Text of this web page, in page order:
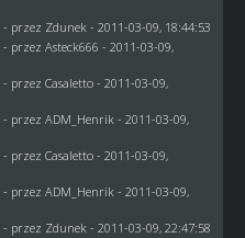
- przez Zdunek - 2011-03-09, 18:44:53
- przez Asteck666 - 2011-03-09,
- przez Casaletto- 2011-03-09,
- przez ADM_Henrik - 2011-03-09,
- przez Casaletto- 2011-03-09,
- przez ADM_Henrik - 2011-03-09,
- przez Zdunek - 2011-03-09, 22:47:58